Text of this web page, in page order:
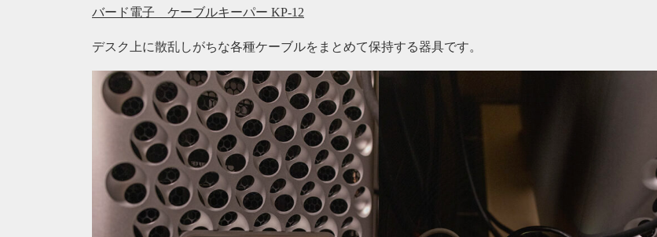
バード電子 ケーブルキーパー KP-12
デスク上に散乱しがちな各種ケーブルをまとめて保持する器具です。